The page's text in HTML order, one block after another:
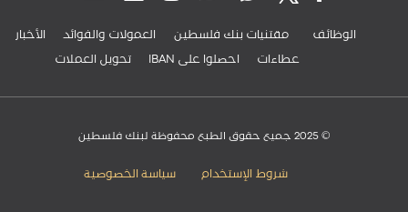
الوظائف مقتنيات بنك فلسطين العمولات والفوائد الأخبار
عطاءات IBAN احصلوا على تحويل العملات
© 2025 جميع حقوق الطبع محفوظة لبنك فلسطين
شروط الإستخدام سياسة الخصوصية